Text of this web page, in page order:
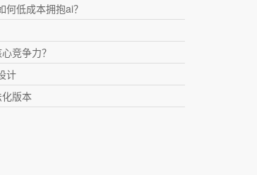
低成本拥抱ai？
竞争力？
计
版本